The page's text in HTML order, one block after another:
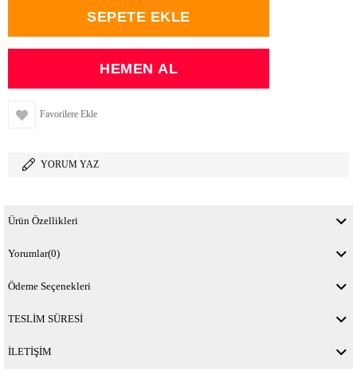
Favorilere Ekle
YORUM YAZ
Ürün Özellikleri
Yorumlar(0)
Ödeme Seçenekleri
TESLİM SÜRESİ
İLETİŞİM